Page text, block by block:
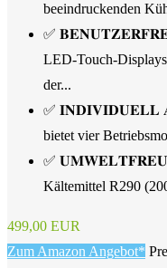
beeindruckenden
✅
LED-Touch-
der...
✅ 𝐈𝐍𝐃𝐈𝐕𝐈𝐃𝐔𝐄𝐋𝐋
bietet vier
✅
Kältemittel R290
499,00 EUR
Zum Amazon Angebot*